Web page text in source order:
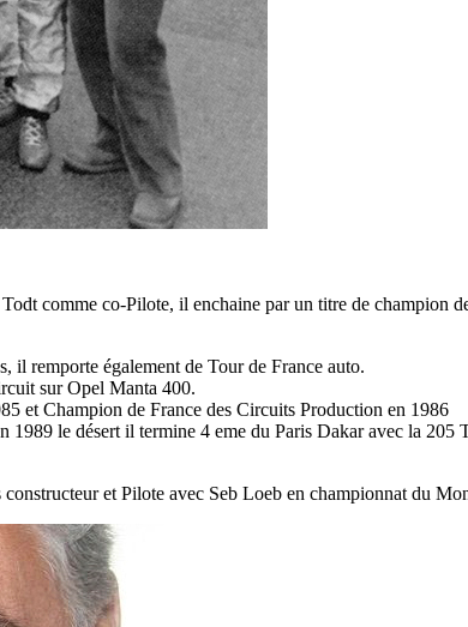
comme co-Pilote, il enchaine par un titre de champion
il remporte également de Tour de France auto.
sur Opel Manta 400.
et Champion de France des Circuits Production en 1986
le désert il termine 4 eme du Paris Dakar avec la 205
et Pilote avec Seb Loeb en championnat du